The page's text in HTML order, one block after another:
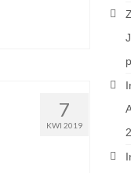
7
KWI 2019